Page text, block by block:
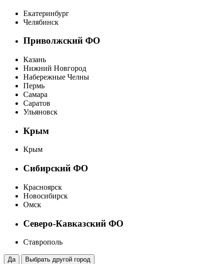
Екатеринбург
Челябинск
Приволжский ФО
Казань
Нижний Новгород
Набережные Челны
Пермь
Самара
Саратов
Ульяновск
Крым
Крым
Сибирский ФО
Красноярск
Новосибирск
Омск
Северо-Кавказский ФО
Ставрополь